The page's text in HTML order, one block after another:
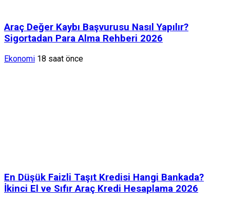
Araç Değer Kaybı Başvurusu Nasıl Yapılır?
Sigortadan Para Alma Rehberi 2026
Ekonomi 18 saat önce
En Düşük Faizli Taşıt Kredisi Hangi Bankada?
İkinci El ve Sıfır Araç Kredi Hesaplama 2026